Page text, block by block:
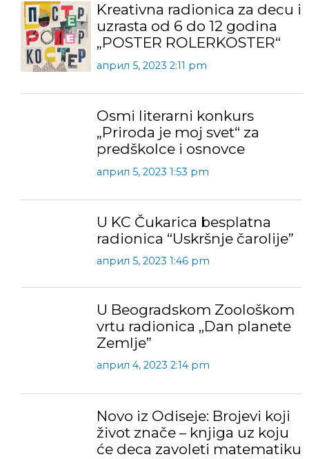
Kreativna radionica za decu i
uzrasta od 6 do 12 godina
„POSTER ROLERKOSTER“
април 5, 2023 2:11 pm
Osmi literarni konkurs
„Priroda je moj svet“ za
predškolce i osnovce
април 5, 2023 1:53 pm
U KC Čukarica besplatna
radionica “Uskršnje čarolije”
април 5, 2023 1:46 pm
U Beogradskom Zoološkom
vrtu radionica ,,Dan planete
Zemlje”
април 4, 2023 2:14 pm
Novo iz Odiseje: Brojevi koji
život znače – knjiga uz koju
će deca zavoleti matematiku